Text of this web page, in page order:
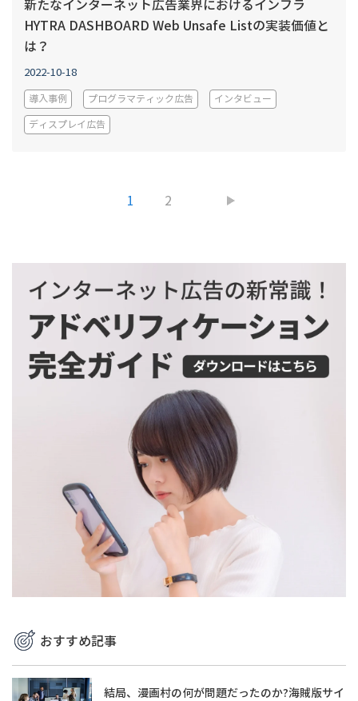
新たなインターネット広告業界におけるインフラ
HYTRA DASHBOARD Web Unsafe Listの実装価値と
は？
2022-10-18
導入事例 プログラマティック広告 インタビュー
ディスプレイ広告
1 2
おすすめ記事
結局、漫画村の何が問題だったのか?海賊版サイ